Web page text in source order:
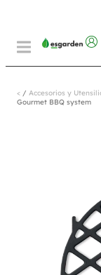
< / Accesorios y
Gourmet BBQ system